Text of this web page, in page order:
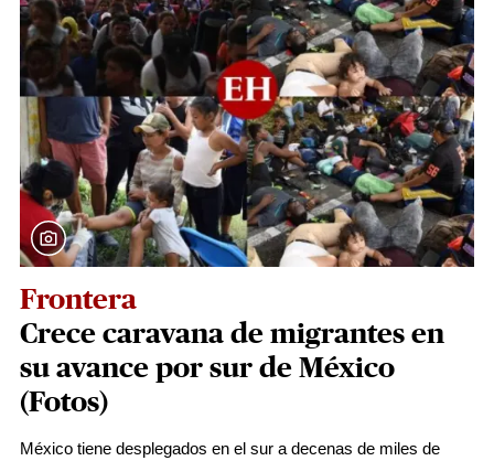
Frontera
Crece caravana de migrantes en
su avance por sur de México
(Fotos)
México tiene desplegados en el sur a decenas de miles de